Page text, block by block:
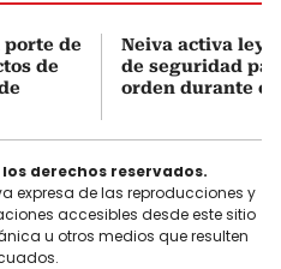
porte de
de
Neiva activa ley
de seguridad
orden durante el
los derechos reservados.
expresa de las reproducciones y
accesibles desde este sitio
u otros medios que resulten